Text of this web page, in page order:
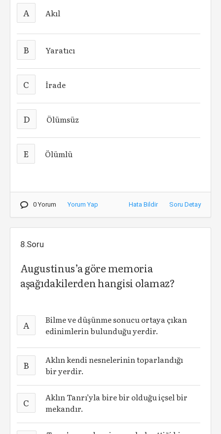
A Akıl
B Yaratıcı
C İrade
D Ölümsüz
E Ölümlü
0 Yorum Yorum Yap Hata Bildir Soru Detay
8.Soru
Augustinus’a göre memoria
aşağıdakilerden hangisi olamaz?
A
Bilme ve düşünme sonucu ortaya çıkan
edinimlerin bulunduğu yerdir.
B
Aklın kendi nesnelerinin toparlandığı
bir yerdir.
C
Aklın Tanrı’yla bire bir olduğu içsel bir
mekandır.